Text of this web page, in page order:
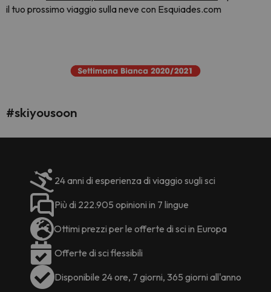
il tuo prossimo viaggio sulla neve con Esquiades.com
#skiyousoon
24 anni di esperienza di viaggio sugli sci
Più di 222.905 opinioni in 7 lingue
Ottimi prezzi per le offerte di sci in Europa
Offerte di sci flessibili
Disponibile 24 ore, 7 giorni, 365 giorni all'anno